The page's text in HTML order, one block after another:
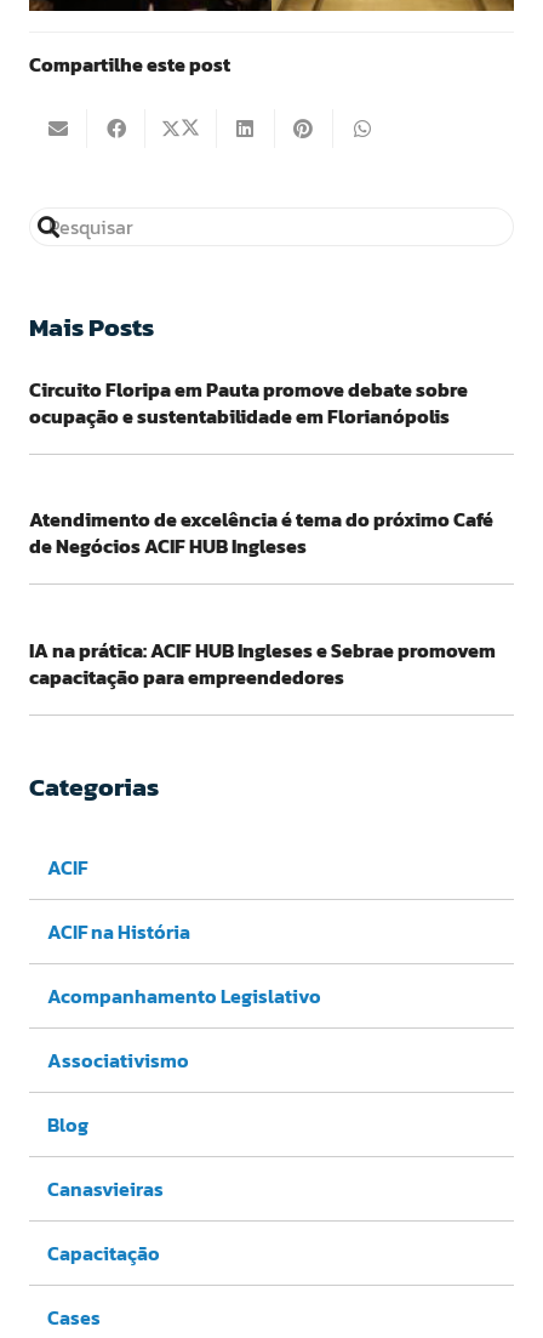
Compartilhe este post
Mais Posts
Circuito Floripa em Pauta promove debate sobre
ocupação e sustentabilidade em Florianópolis
Atendimento de excelência é tema do próximo Café
de Negócios ACIF HUB Ingleses
IA na prática: ACIF HUB Ingleses e Sebrae promovem
capacitação para empreendedores
Categorias
ACIF
ACIF na História
Acompanhamento Legislativo
Associativismo
Blog
Canasvieiras
Capacitação
Cases